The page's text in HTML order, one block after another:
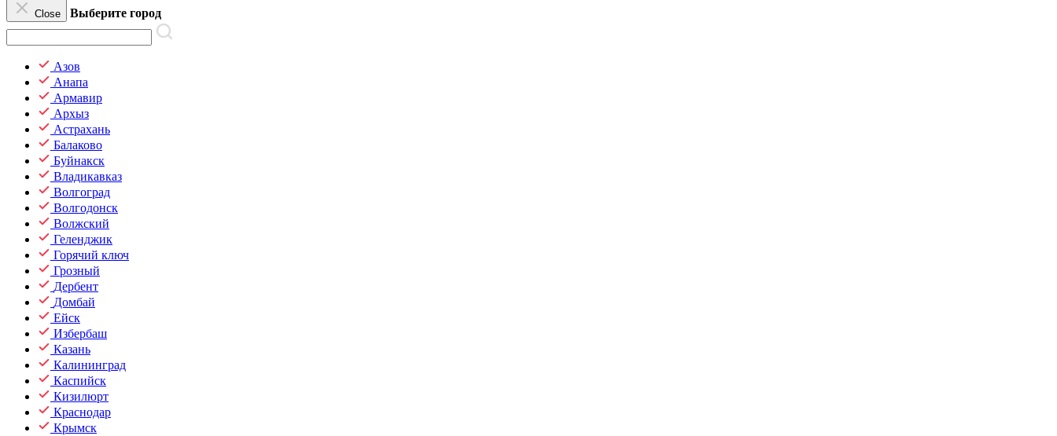
Close Выберите город
Азов
Анапа
Армавир
Архыз
Астрахань
Балаково
Буйнакск
Владикавказ
Волгоград
Волгодонск
Волжский
Геленджик
Горячий ключ
Грозный
Дербент
Домбай
Ейск
Избербаш
Казань
Калининград
Каспийск
Кизилюрт
Краснодар
Крымск